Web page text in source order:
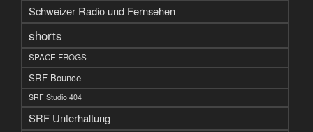
Schweizer Radio und Fernsehen
shorts
SPACE FROGS
SRF Bounce
SRF Studio 404
SRF Unterhaltung